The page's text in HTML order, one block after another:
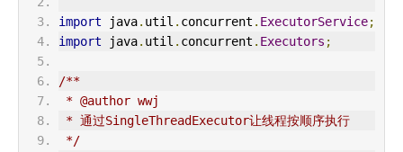
import java. util . concurrent . ExecutorService;
import java. util . concurrent . Executors ;
/**
* @author wwj
* 通过SingleThreadExecutor让线程按顺序执行
*/